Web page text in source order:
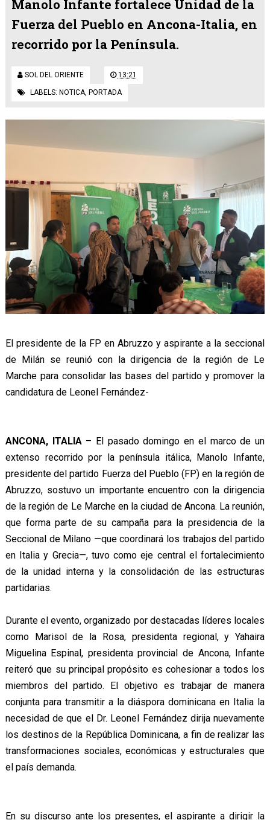
Manolo Infante fortalece Unidad de la
Fuerza del Pueblo en Ancona-Italia, en
recorrido por la Península.
SOL DEL ORIENTE 13:21
LABELS: NOTICA, PORTADA
El presidente de la FP en Abruzzo y aspirante a la seccional
de Milán se reunió con la dirigencia de la región de Le
Marche para consolidar las bases del partido y promover la
candidatura de Leonel Fernández-
ANCONA, ITALIA – El pasado domingo en el marco de un
extenso recorrido por la península itálica, Manolo Infante,
presidente del partido Fuerza del Pueblo (FP) en la región de
Abruzzo, sostuvo un importante encuentro con la dirigencia
de la región de Le Marche en la ciudad de Ancona. La reunión,
que forma parte de su campaña para la presidencia de la
Seccional de Milano —que coordinará los trabajos del partido
en Italia y Grecia—, tuvo como eje central el fortalecimiento
de la unidad interna y la consolidación de las estructuras
partidarias.
Durante el evento, organizado por destacadas líderes locales
como Marisol de la Rosa, presidenta regional, y Yahaira
Miguelina Espinal, presidenta provincial de Ancona, Infante
reiteró que su principal propósito es cohesionar a todos los
miembros del partido. El objetivo es trabajar de manera
conjunta para transmitir a la diáspora dominicana en Italia la
necesidad de que el Dr. Leonel Fernández dirija nuevamente
los destinos de la República Dominicana, a fin de realizar las
transformaciones sociales, económicas y estructurales que
el país demanda.
En su discurso ante los presentes, el aspirante a dirigir la